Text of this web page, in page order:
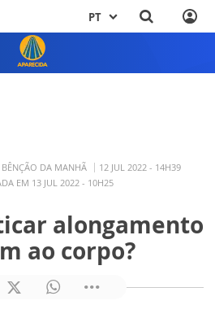
PT
BÊNÇÃO DA MANHÃ
12 JUL 2022 - 14H39
EM 13 JUL 2022 - 10H25
alongamento
ao corpo?